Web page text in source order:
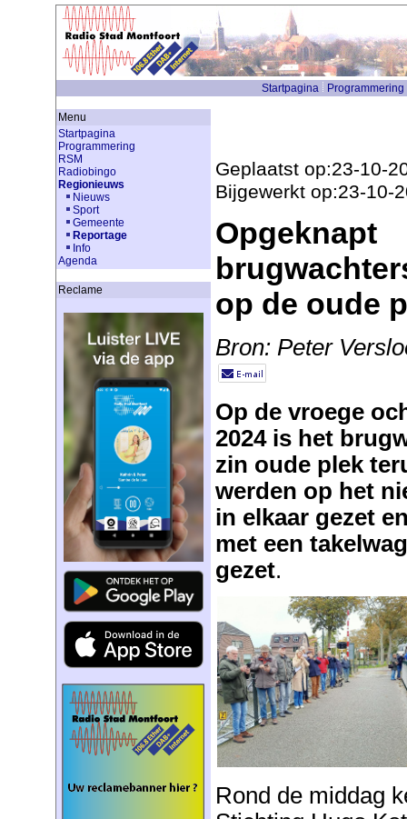
Startpagina Programmering
Menu
Startpagina
Programmering
RSM
Radiobingo
Regionieuws
Nieuws
Sport
Gemeente
Reportage
Info
Agenda
Reclame
Geplaatst op:23-10-
Bijgewerkt op:23-10-
Opgeknapt
op de oude
Bron: Peter
Op de vroege
2024 is het
zin oude plek
werden op het
in elkaar gezet
met een
gezet.
Rond de middag